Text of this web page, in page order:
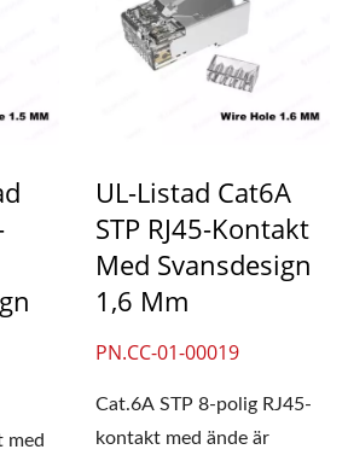
med
UL-Listad Cat6A
STP RJ45-Kontakt
Med Svansdesign
1,6 Mm
PN.CC-01-00019
Cat.6A STP 8-polig RJ45-
kontakt med ände är